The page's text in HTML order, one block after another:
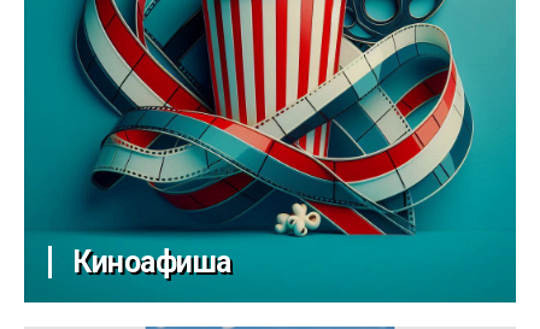
Киноафиша